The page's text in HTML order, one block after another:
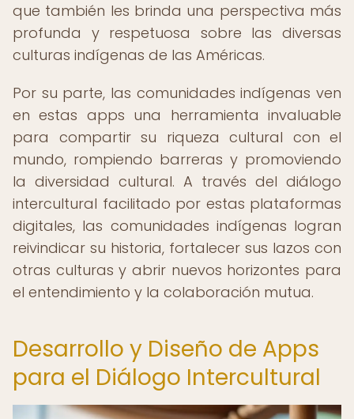
que también les brinda una perspectiva más
profunda y respetuosa sobre las diversas
culturas indígenas de las Américas.
Por su parte, las comunidades indígenas ven
en estas apps una herramienta invaluable
para compartir su riqueza cultural con el
mundo, rompiendo barreras y promoviendo
la diversidad cultural. A través del diálogo
intercultural facilitado por estas plataformas
digitales, las comunidades indígenas logran
reivindicar su historia, fortalecer sus lazos con
otras culturas y abrir nuevos horizontes para
el entendimiento y la colaboración mutua.
Desarrollo y Diseño de Apps
para el Diálogo Intercultural